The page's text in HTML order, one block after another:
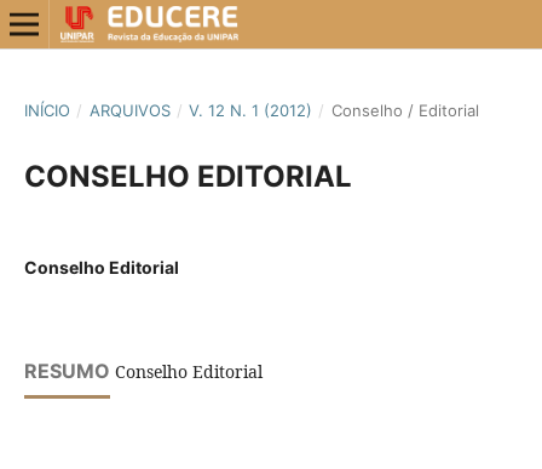
INÍCIO / ARQUIVOS / V. 12 N. 1 (2012) / Conselho / Editorial
CONSELHO EDITORIAL
Conselho Editorial
RESUMO Conselho Editorial